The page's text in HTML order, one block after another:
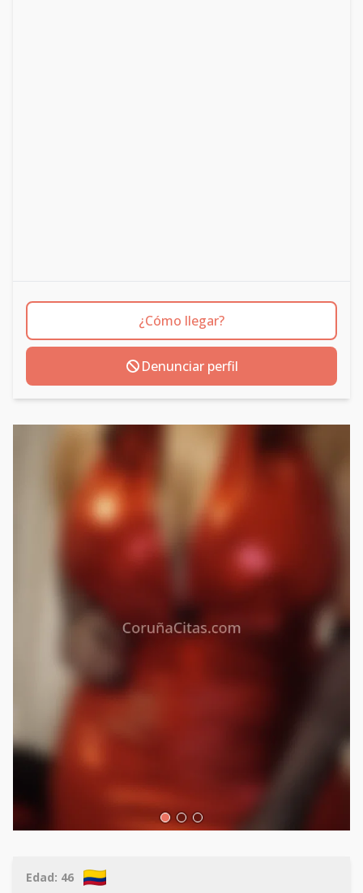
¿Cómo llegar?
Denunciar perfil
Edad: 46